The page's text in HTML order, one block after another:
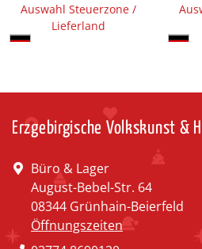
Auswahl Steuerzone /
Lieferland
Erzgebirgische Volkskunst &
Büro & Lager
August-Bebel-Str. 64
08344 Grünhain-Beierfeld
Öffnungszeiten